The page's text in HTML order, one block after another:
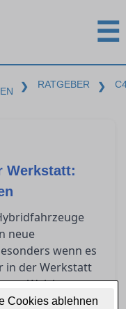
Cookies ablehnen
☰
❯ RATGEBER ❯
Werkstatt:
neue
wenn es
in der Werkstatt
Welche
um